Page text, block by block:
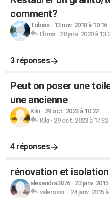
comment?
Tobias- 13 nov. 2018 à 10:16
Ebma- 28 janv. 2020 à
3 réponses
Peut on poser une
une ancienne
Kiki- 29 oct. 2023 à 10:22
Kiki- 29 oct. 2023 à 17:32
4 réponses
rénovation et
alexandra3876- 23 janv.
valerossi. - 24 janv. 2015